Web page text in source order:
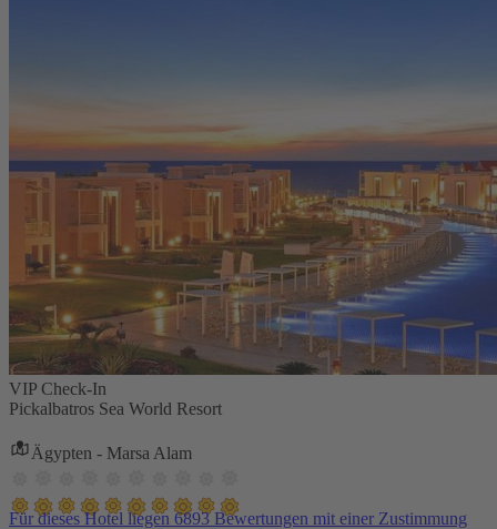
VIP Check-In
Pickalbatros Sea World Resort
Ägypten - Marsa Alam
Für dieses Hotel liegen 6893 Bewertungen mit einer Zustimmung